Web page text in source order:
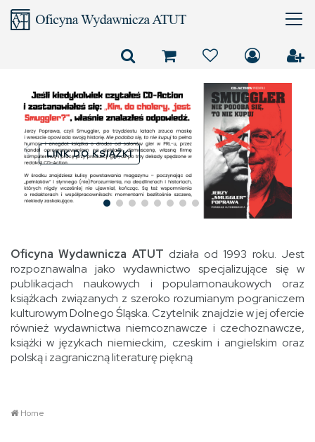
LINK DO KSIĄŻKI
Złotonośne Góry
Sobotnie panami nas
uczyniły
LINK DO KSIĄŻKI
Oficyna Wydawnicza ATUT działa od 1993 roku. Jest
rozpoznawalna jako wydawnictwo specjalizujące się w
publikacjach naukowych i popularnonaukowych oraz
książkach związanych z szeroko rozumianym pograniczem
kulturowym Dolnego Śląska. Czytelnik znajdzie w jej ofercie
również wydawnictwa niemcoznawcze i czechoznawcze,
książki w językach niemieckim, czeskim i angielskim oraz
polską i zagraniczną literaturę piękną
Home